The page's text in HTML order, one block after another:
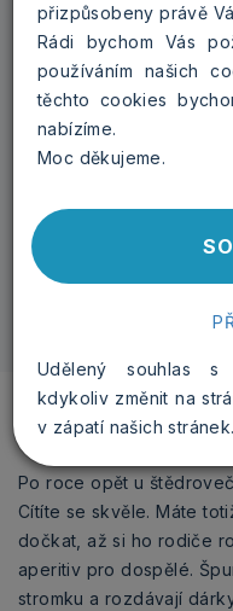
přizpůsobeny právě
Rádi bychom Vás
používáním našich
těchto cookies
nabízíme.
Moc děkujeme.
Udělený souhlas s
kdykoliv změnit na
v zápatí našich stránek.
12 stran (každá další
strana +5 Kč)
navyšovat počet stran
vždy možné pouze po 4
stranách z důvodu
technologického
-
Po roce opět u
Cítíte se skvěle. Máte
dočkat, až si ho rodiče
aperitiv pro dospělé.
stromku a rozdávají